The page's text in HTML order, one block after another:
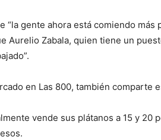
“la gente ahora está comiendo más
Aurelio Zabala, quien tiene un
en Las 800, también comparte
vende sus plátanos a 15 y 20